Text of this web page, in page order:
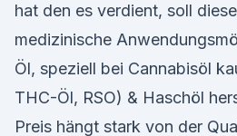
hat den es verdient, soll
medizinische
Öl, speziell bei Cannabisöl
THC-Öl, RSO) & Haschöl
Preis hängt stark von der